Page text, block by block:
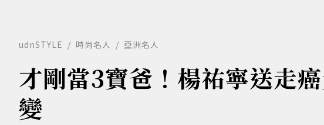
udnSTYLE 時尚名人 亞洲名人
才剛當3寶爸！楊祐寧送走
變